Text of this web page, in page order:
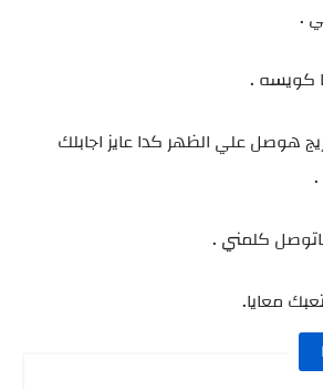
.
كويسه .
هوصل علي الظهر كدا عايز اجابلك
.
كلمني .
معايا.